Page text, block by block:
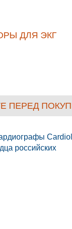
ДЛЯ ЭКГ
ПЕРЕД
российских